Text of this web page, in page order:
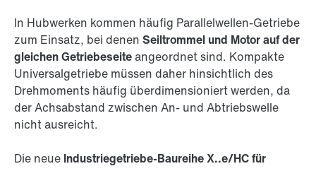
In Hubwerken kommen häufig Parallelwellen-Getriebe
zum Einsatz, bei denen Seiltrommel und Motor auf der
gleichen Getriebeseiteangeordnet sind. Kompakte
Universalgetriebe müssen daher hinsichtlich des
Drehmoments häufig überdimensioniert werden, da
der Achsabstand zwischen An- und Abtriebswelle
nicht ausreicht.
Die neue Industriegetriebe-Baureihe X..e/HC für